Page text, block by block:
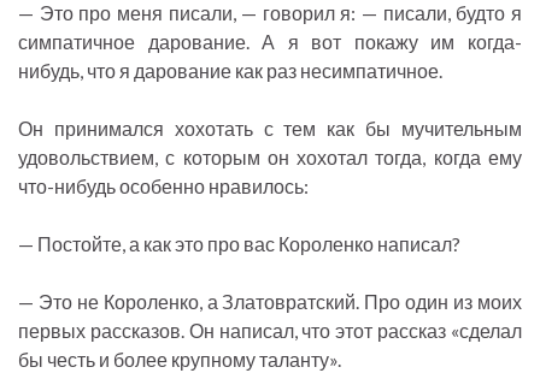
— Это про меня писали, — говорил я: — писали, будто я
симпатичное дарование. А я вот покажу им когда-
нибудь, что я дарование как раз несимпатичное.
Он принимался хохотать с тем как бы мучительным
удовольствием, с которым он хохотал тогда, когда ему
что-нибудь особенно нравилось:
— Постойте, а как это про вас Короленко написал?
— Это не Короленко, а Златовратский. Про один из моих
первых рассказов. Он написал, что этот рассказ «сделал
бы честь и более крупному таланту».